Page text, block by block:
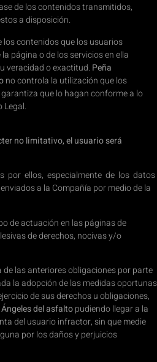
de los contenidos transmitidos,
a disposición.
contenidos que los usuarios
página o de los servicios en ella
veracidad o exactitud. Peña
no controla la utilización que los
que lo hagan conforme a lo
Legal.
no limitativo, el usuario será
por ellos, especialmente de los datos
a la Compañía por medio de la
de actuación en las páginas de
de derechos, nocivas y/o
las anteriores obligaciones por parte
la adopción de las medidas oportunas
de sus derechos u obligaciones,
del asfaltopudiendo llegar a la
del usuario infractor, sin que medie
por los daños y perjuicios